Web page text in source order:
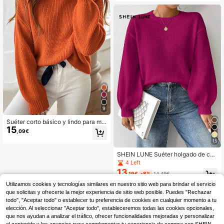
9
Suéter corto básico y lindo para muj
er, jersey de punto acanalado ligero
y cómodo informal, top corto de ma
15,09€
15
SHEIN LUNE Suéter holgado de cue
llo redondo, mangas farol y hombro
s caídos, tejido
4 Left
13,19€ -8% 14,49€
Utilizamos cookies y tecnologías similares en nuestro sitio web para brindar el servicio
que solicitas y ofrecerte la mejor experiencia de sitio web posible. Puedes "Rechazar
todo", "Aceptar todo" o establecer tu preferencia de cookies en cualquier momento a tu
elección. Al seleccionar "Aceptar todo", estableceremos todas las cookies opcionales,
que nos ayudan a analizar el tráfico, ofrecer funcionalidades mejoradas y personalizar